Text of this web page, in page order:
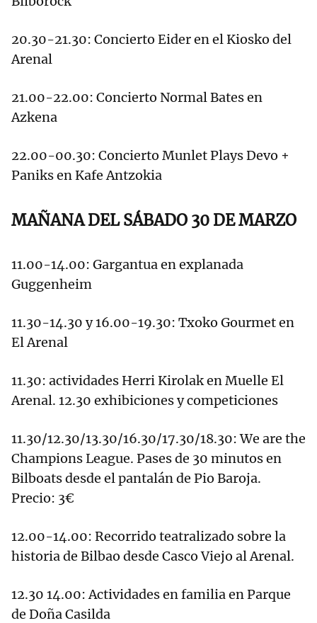
20.30-21.30: Concierto Eider en el Kiosko del
Arenal
21.00-22.00: Concierto Normal Bates en
Azkena
22.00-00.30: Concierto Munlet Plays Devo +
Paniks en Kafe Antzokia
MAÑANA DEL SÁBADO 30 DE MARZO
11.00-14.00: Gargantua en explanada
Guggenheim
11.30-14.30 y 16.00-19.30: Txoko Gourmet en
El Arenal
11.30: actividades Herri Kirolak en Muelle El
Arenal. 12.30 exhibiciones y competiciones
11.30/12.30/13.30/16.30/17.30/18.30: We are the
Champions League. Pases de 30 minutos en
Bilboats desde el pantalán de Pio Baroja.
Precio: 3€
12.00-14.00: Recorrido teatralizado sobre la
historia de Bilbao desde Casco Viejo al Arenal.
12.30 14.00: Actividades en familia en Parque
de Doña Casilda